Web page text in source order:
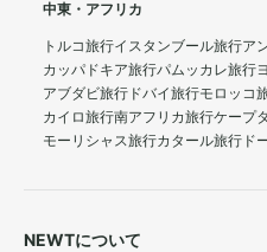
中東・アフリカ
トルコ旅行イスタンブール旅行ア
カッパドキア旅行パムッカレ旅行
アブダビ旅行 ドバイ旅行モロッコ
カイロ旅行南アフリカ旅行ケープ
モーリシャス旅行カタール旅行 ド
NEWTについて